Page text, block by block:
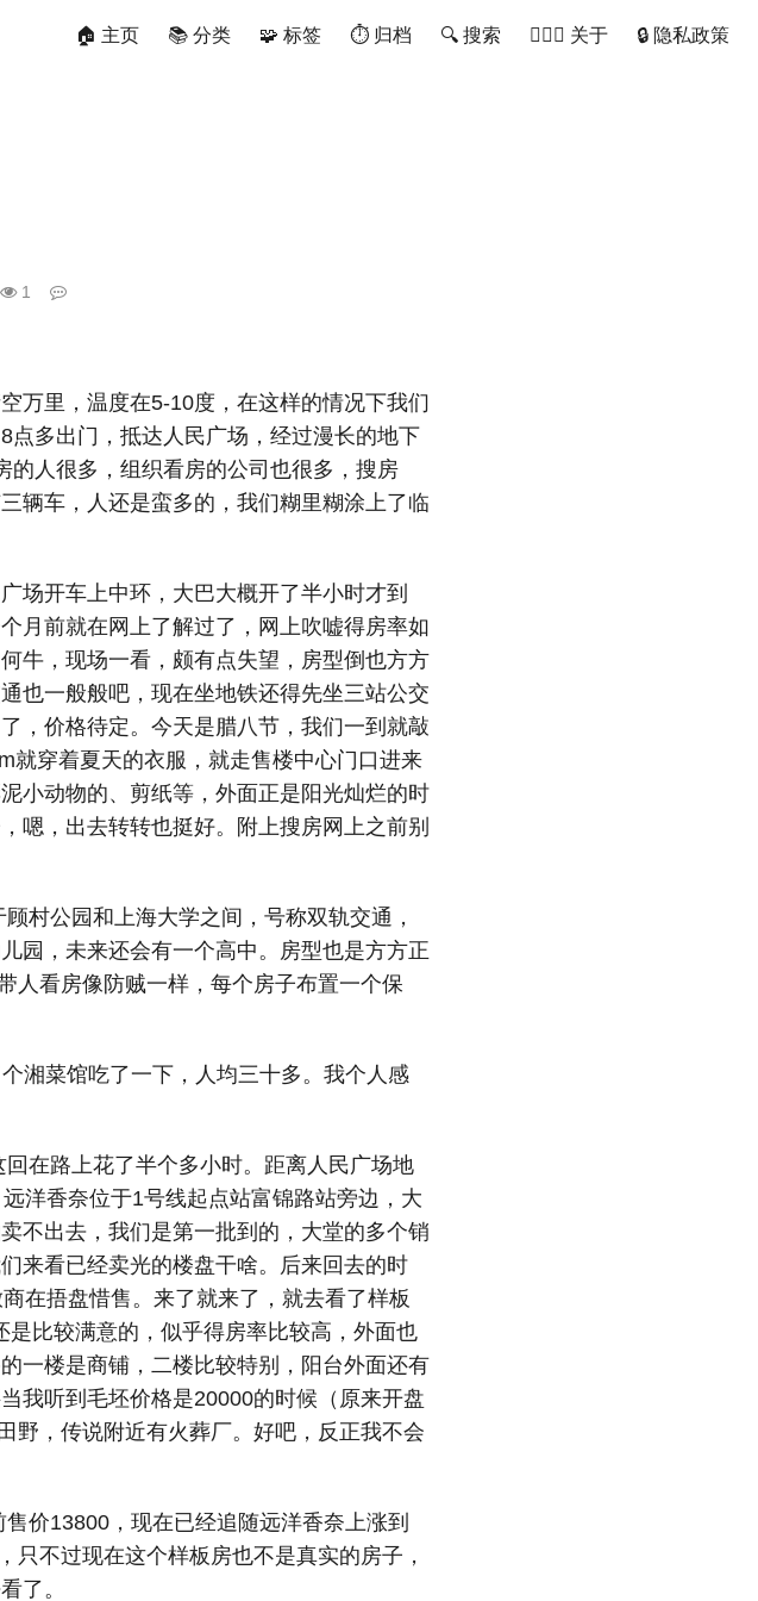
🏠 主页 📚 分类 🧩 标签 ⏱ 归档 🔍 搜索 🙋🏻‍♂️ 关于 🔒 隐私政策
1
万里，温度在5-10度，在这样的情况下我们
多出门，抵达人民广场，经过漫长的地下
人很多，组织看房的公司也很多，搜房
辆车，人还是蛮多的，我们糊里糊涂上了临
场开车上中环，大巴大概开了半小时才到
月前就在网上了解过了，网上吹嘘得房率如
牛，现场一看，颇有点失望，房型倒也方方
也一般般吧，现在坐地铁还得先坐三站公交
，价格待定。今天是腊八节，我们一到就敲
就穿着夏天的衣服，就走售楼中心门口进来
小动物的、剪纸等，外面正是阳光灿烂的时
嗯，出去转转也挺好。附上搜房网上之前别
村公园和上海大学之间，号称双轨交通，
园，未来还会有一个高中。房型也是方方正
人看房像防贼一样，每个房子布置一个保
湘菜馆吃了一下，人均三十多。我个人感
回在路上花了半个多小时。距离人民广场地
洋香奈位于1号线起点站富锦路站旁边，大
不出去，我们是第一批到的，大堂的多个销
来看已经卖光的楼盘干啥。后来回去的时
在捂盘惜售。来了就来了，就去看了样板
比较满意的，似乎得房率比较高，外面也
一楼是商铺，二楼比较特别，阳台外面还有
我听到毛坯价格是20000的时候（原来开盘
野，传说附近有火葬厂。好吧，反正我不会
价13800，现在已经追随远洋香奈上涨到
只不过现在这个样板房也不是真实的房子，
了。